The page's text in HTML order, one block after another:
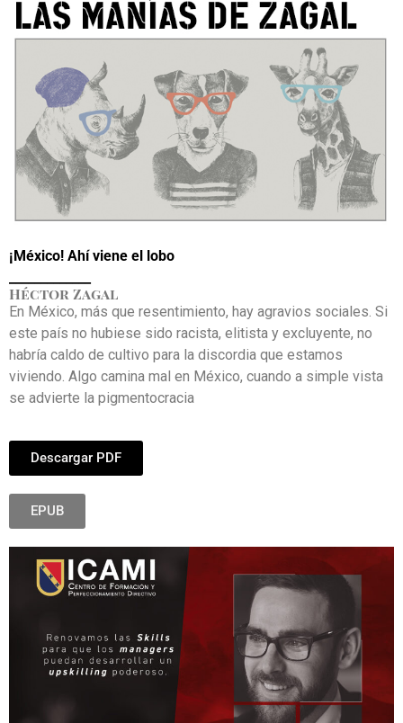
¡México! Ahí viene el lobo
Héctor Zagal
En México, más que resentimiento, hay agravios sociales. Si
este país no hubiese sido racista, elitista y excluyente, no
habría caldo de cultivo para la discordia que estamos
viviendo. Algo camina mal en México, cuando a simple vista
se advierte la pigmentocracia
Descargar PDF
EPUB